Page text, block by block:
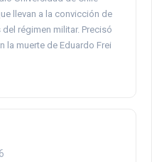
llevan a la convicción de
régimen militar. Precisó
la muerte de Eduardo Frei